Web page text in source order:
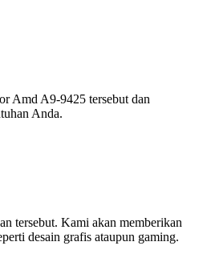
Amd A9-9425 tersebut dan
Anda.
tersebut. Kami akan memberikan
desain grafis ataupun gaming.